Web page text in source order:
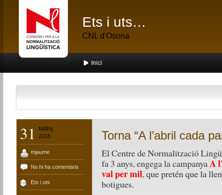
Ets i uts…
CNL d'Osona
Inici
31
MARç
2015
mjaume
No hi ha comentaris
Ets i uts
Torna “A l’abril cada
El Centre de Normalització
fa 3 anys, engega la campanyaA
val per mil, que pretén que la
botigues.